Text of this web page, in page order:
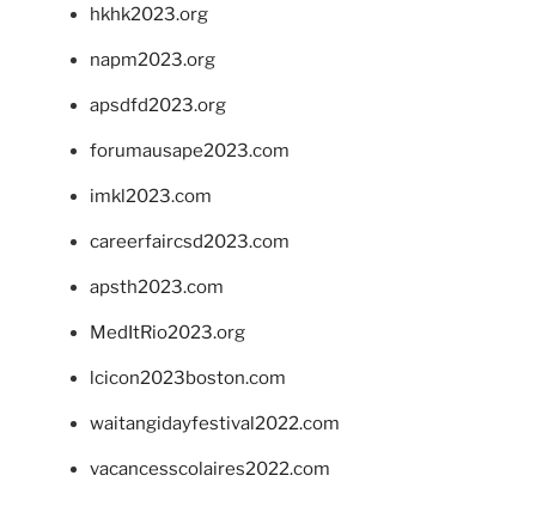
hkhk2023.org
napm2023.org
apsdfd2023.org
forumausape2023.com
imkl2023.com
careerfaircsd2023.com
apsth2023.com
MedItRio2023.org
lcicon2023boston.com
waitangidayfestival2022.com
vacancesscolaires2022.com